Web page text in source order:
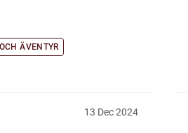
ÄVENTYR
13 Dec 2024